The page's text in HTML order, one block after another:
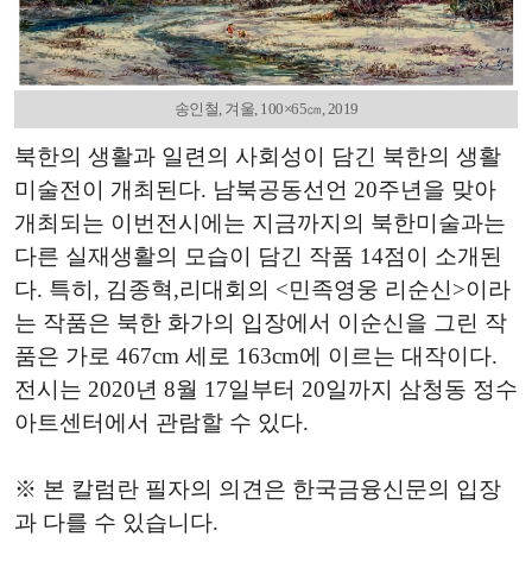
송인철, 겨울, 100×65㎝, 2019
북한의 생활과 일련의 사회성이 담긴 북한의 생활
미술전이 개최된다. 남북공동선언 20주년을 맞아
개최되는 이번전시에는 지금까지의 북한미술과는
다른 실재생활의 모습이 담긴 작품 14점이 소개된
다. 특히, 김종혁,리대회의 <민족영웅 리순신>이라
는 작품은 북한 화가의 입장에서 이순신을 그린 작
품은 가로 467cm 세로 163cm에 이르는 대작이다.
전시는 2020년 8월 17일부터 20일까지 삼청동 정수
아트센터에서 관람할 수 있다.
※ 본 칼럼란 필자의 의견은 한국금융신문의 입장
과 다를 수 있습니다.